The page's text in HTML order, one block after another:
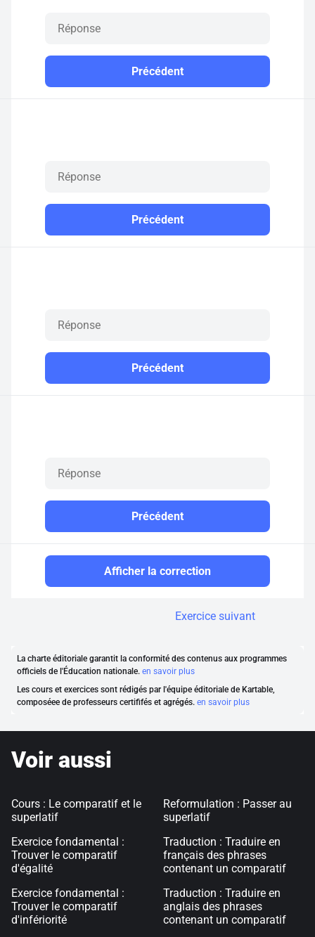
Précédent
Précédent
Précédent
Précédent
Afficher la correction
Exercice suivant
La charte éditoriale garantit la conformité des contenus aux programmes
officiels de l'Éducation nationale. en savoir plus
Les cours et exercices sont rédigés par l'équipe éditoriale de Kartable,
composéee de professeurs certififés et agrégés. en savoir plus
Voir aussi
Cours : Le comparatif et le
superlatif
Exercice fondamental :
Trouver le comparatif
d'égalité
Exercice fondamental :
Trouver le comparatif
d'infériorité
Reformulation : Passer au
superlatif
Traduction : Traduire en
français des phrases
contenant un comparatif
Traduction : Traduire en
anglais des phrases
contenant un comparatif